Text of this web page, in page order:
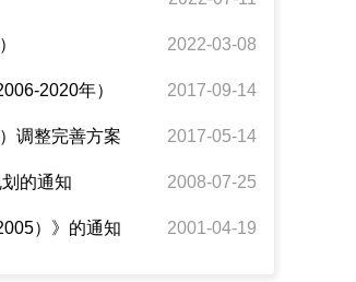
2022-03-08
2020年） 2017-09-14
调整完善方案 2017-05-14
的通知 2008-07-25
）》的通知 2001-04-19